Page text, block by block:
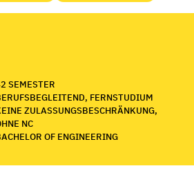
SEMESTER
FERNSTUDIUM
ZULASSUNGSBESCHRÄNKUNG,
NC
OF ENGINEERING